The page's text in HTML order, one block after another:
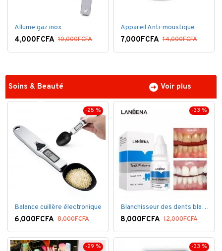
Allume gaz inox
4,000FCFA 10,000FCFA
Appareil Anti-moustique
7,000FCFA 14,000FCFA
Soins & Beauté Voir plus
-25 %
Balance cuillère électronique
6,000FCFA 8,000FCFA
-33 %
Blanchisseur des dents blanc éblouissant
8,000FCFA 12,000FCFA
-29 % -33 %